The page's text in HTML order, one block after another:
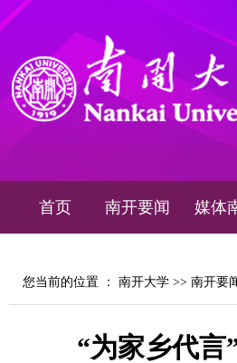
首页 南开要闻 媒体
您当前的位置 ： 南开大学 >> 南开要
“为家乡代言